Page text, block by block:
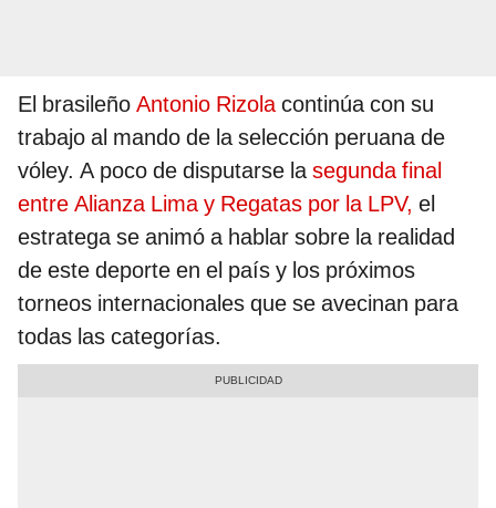
El brasileño Antonio Rizolacontinúa con su
trabajo al mando de la selección peruana de
vóley. A poco de disputarse lasegunda final
entre Alianza Lima y Regatas por la LPV, el
estratega se animó a hablar sobre la realidad
de este deporte en el país y los próximos
torneos internacionales que se avecinan para
todas las categorías.